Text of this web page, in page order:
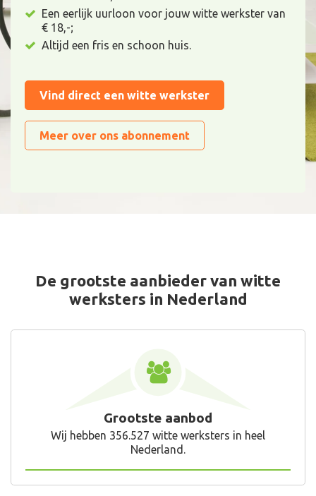
Een eerlijk uurloon voor jouw witte werkster van
€ 18,-;
Altijd een fris en schoon huis.
Vind direct een witte werkster
Meer over ons abonnement
De grootste aanbieder van witte
werksters in Nederland
Grootste aanbod
Wij hebben 356.527 witte werksters in heel
Nederland.